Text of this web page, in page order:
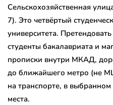
Сельскохозяйственная
7). Это четвёртый
университета.
студенты бакалавриата и
прописки внутри МКАД,
до ближайшего метро (не
на транспорте, в
места.